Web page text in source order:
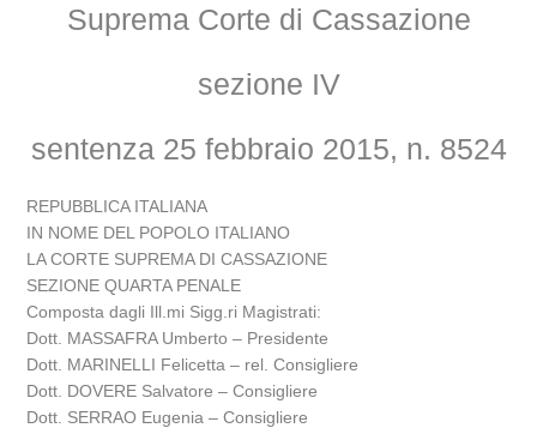
Suprema Corte di Cassazione
sezione IV
sentenza 25 febbraio 2015, n. 8524
REPUBBLICA ITALIANA
IN NOME DEL POPOLO ITALIANO
LA CORTE SUPREMA DI CASSAZIONE
SEZIONE QUARTA PENALE
Composta dagli Ill.mi Sigg.ri Magistrati:
Dott. MASSAFRA Umberto – Presidente
Dott. MARINELLI Felicetta – rel. Consigliere
Dott. DOVERE Salvatore – Consigliere
Dott. SERRAO Eugenia – Consigliere